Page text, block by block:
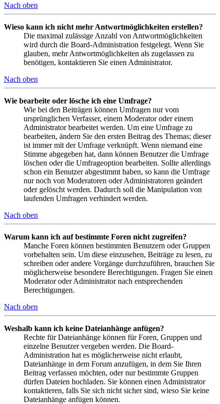
Nach oben
Wieso kann ich nicht mehr Antwortmöglichkeiten erstellen?
Die maximal zulässige Anzahl von Antwortmöglichkeiten
wird durch die Board-Administration festgelegt. Wenn Sie
glauben, mehr Antwortmöglichkeiten als zugelassen zu
benötigen, kontaktieren Sie einen Administrator.
Nach oben
Wie bearbeite oder lösche ich eine Umfrage?
Wie bei den Beiträgen können Umfragen nur vom
ursprünglichen Verfasser, einem Moderator oder einem
Administrator bearbeitet werden. Um eine Umfrage zu
bearbeiten, ändern Sie den ersten Beitrag des Themas; dieser
ist immer mit der Umfrage verknüpft. Wenn niemand eine
Stimme abgegeben hat, dann können Benutzer die Umfrage
löschen oder die Umfrageoption bearbeiten. Sollte allerdings
schon ein Benutzer abgestimmt haben, so kann die Umfrage
nur noch von Moderatoren oder Administratoren geändert
oder gelöscht werden. Dadurch soll die Manipulation von
laufenden Umfragen verhindert werden.
Nach oben
Warum kann ich auf bestimmte Foren nicht zugreifen?
Manche Foren können bestimmten Benutzern oder Gruppen
vorbehalten sein. Um diese einzusehen, Beiträge zu lesen, zu
schreiben oder andere Vorgänge durchzuführen, brauchen Sie
möglicherweise besondere Berechtigungen. Fragen Sie einen
Moderator oder Administrator nach entsprechenden
Berechtigungen.
Nach oben
Weshalb kann ich keine Dateianhänge anfügen?
Rechte für Dateianhänge können für Foren, Gruppen und
einzelne Benutzer vergeben werden. Die Board-
Administration hat es möglicherweise nicht erlaubt,
Dateianhänge in dem Forum anzufügen, in dem Sie Ihren
Beitrag verfassen möchten, oder nur bestimmte Gruppen
dürfen Dateien hochladen. Sie können einen Administrator
kontaktieren, falls Sie sich nicht sicher sind, wieso Sie keine
Dateianhänge anfügen können.